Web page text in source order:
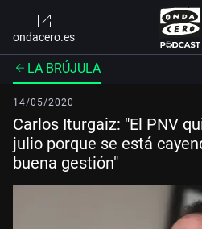
ondacero.es
LA BRÚJULA
14/05/2020
Carlos Iturgaiz: "El PNV
julio porque se está
buena gestión"